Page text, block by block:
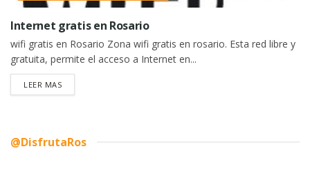
Internet gratis en Rosario
wifi gratis en Rosario Zona wifi gratis en rosario. Esta red libre y
gratuita, permite el acceso a Internet en...
LEER MASDETAILS
@DisfrutaRos